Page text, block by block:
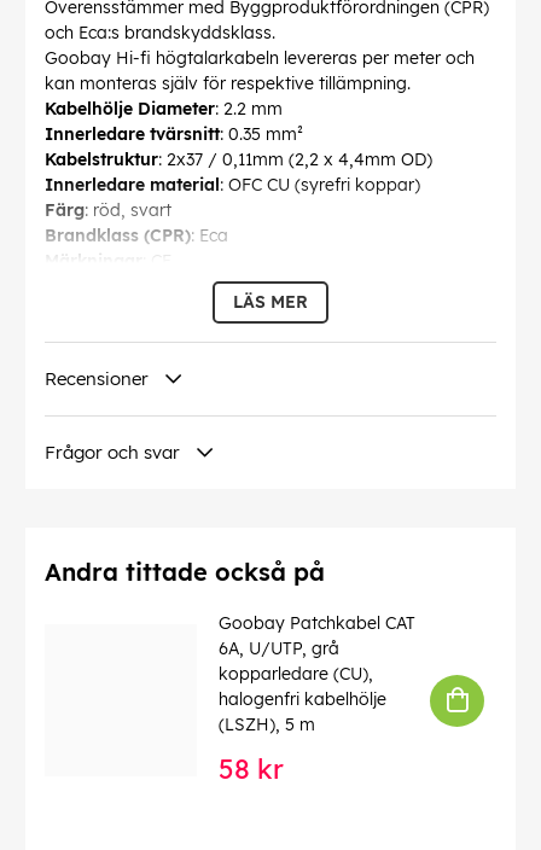
Överensstämmer med Byggproduktförordningen (CPR)
och Eca:s brandskyddsklass.
Goobay Hi-fi högtalarkabeln levereras per meter och
kan monteras själv för respektive tillämpning.
Kabelhölje Diameter: 2.2 mm
Innerledare tvärsnitt: 0.35 mm²
Kabelstruktur: 2x37 / 0,11mm (2,2 x 4,4mm OD)
Innerledare material: OFC CU (syrefri koppar)
Färg: röd, svart
Brandklass (CPR): Eca
Märkningar
: CE
: Röd-svart
: 1 st. kabelring
LÄS MER
Recensioner
Frågor och svar
Andra tittade också på
Goobay Patchkabel CAT
6A, U/UTP, grå
kopparledare (CU),
halogenfri kabelhölje
(LSZH), 5 m
58 kr